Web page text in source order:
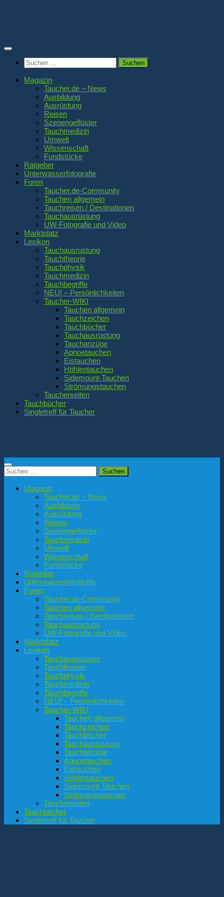
Suchen
nach:
Magazin
Taucher.de – News
Ausbildung
Ausrüstung
Reisen
Szenengeflüster
Tauchmedizin
Umwelt
Wissenschaft
Fundstücke
Ratgeber
Unterwasserfotografie
Foren
Taucher.de-Community
Tauchen allgemein
Tauchreisen / Destinationen
Tauchausrüstung
UW-Fotografie und Video
Marktplatz
Lexikon
Tauchausrüstung
Tauchtheorie
Tauchphysik
Tauchmedizin
Tauchbegriffe
NEU! – Persönlichkeiten
Taucher-WIKI
Tauchen allgemein
Tauchzeichen
Tauchbücher
Tauchausrüstung
Tauchanzüge
Apnoetauchen
Eistauchen
Höhlentauchen
Sidemount-Tauchen
Strömungstauchen
Taucherseiten
Tauchbücher
Singletreff für Taucher
Suchen
nach:
Magazin
Taucher.de – News
Ausbildung
Ausrüstung
Reisen
Szenengeflüster
Tauchmedizin
Umwelt
Wissenschaft
Fundstücke
Ratgeber
Unterwasserfotografie
Foren
Taucher.de-Community
Tauchen allgemein
Tauchreisen / Destinationen
Tauchausrüstung
UW-Fotografie und Video
Marktplatz
Lexikon
Tauchausrüstung
Tauchtheorie
Tauchphysik
Tauchmedizin
Tauchbegriffe
NEU! – Persönlichkeiten
Taucher-WIKI
Tauchen allgemein
Tauchzeichen
Tauchbücher
Tauchausrüstung
Tauchanzüge
Apnoetauchen
Eistauchen
Höhlentauchen
Sidemount-Tauchen
Strömungstauchen
Taucherseiten
Tauchbücher
Singletreff für Taucher